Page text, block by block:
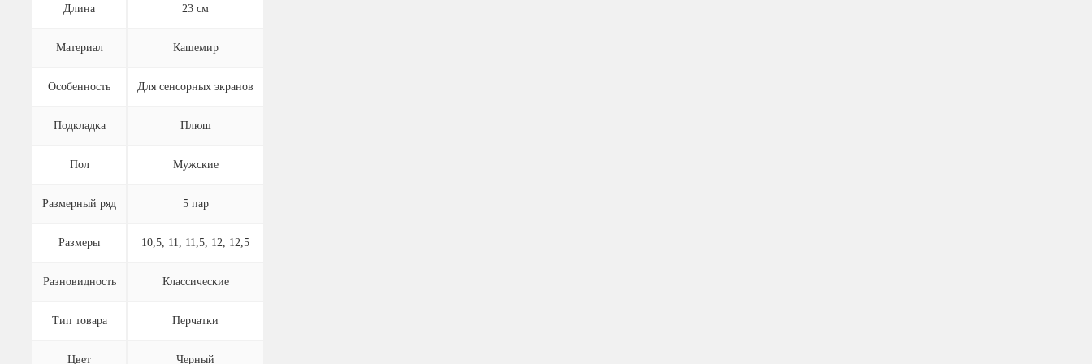
Длина 23 см
Материал Кашемир
Особенность Для сенсорных экранов
Подкладка Плюш
Пол Мужские
Размерный ряд 5 пар
Размеры 10,5, 11, 11,5, 12, 12,5
Разновидность Классические
Тип товара Перчатки
Цвет Черный